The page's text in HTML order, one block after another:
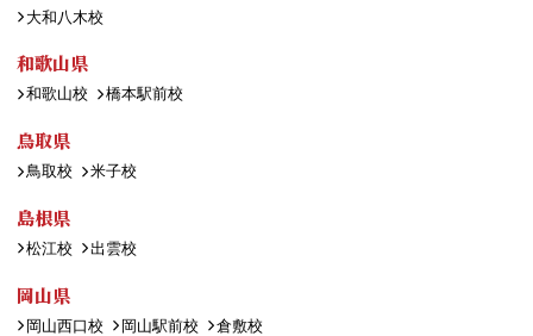
大和八木校
和歌山県
和歌山校 橋本駅前校
鳥取県
鳥取校 米子校
島根県
松江校 出雲校
岡山県
岡山西口校 岡山駅前校 倉敷校